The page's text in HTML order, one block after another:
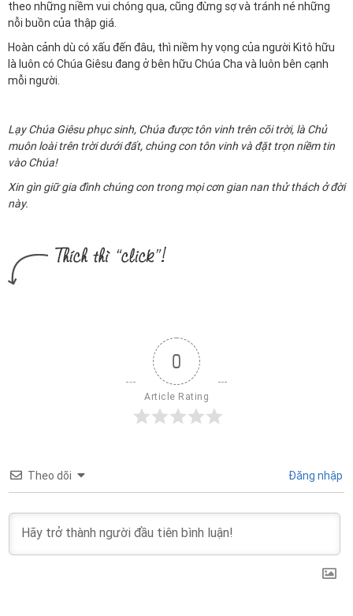
theo những niềm vui chóng qua, cũng đừng sợ và tránh né những
nỗi buồn của thập giá.
Hoàn cảnh dù có xấu đến đâu, thì niềm hy vọng của người Kitô hữu
là luôn có Chúa Giêsu đang ở bên hữu Chúa Cha và luôn bên cạnh
mỗi người.
Lạy Chúa Giêsu phục sinh, Chúa được tôn vinh trên cõi trời, là Chủ
muôn loài trên trời dưới đất, chúng con tôn vinh và đặt trọn niềm tin
vào Chúa!
Xin gìn giữ gia đình chúng con trong mọi cơn gian nan thử thách ở đời
này.
0
Article Rating
Theo dõi Đăng nhập